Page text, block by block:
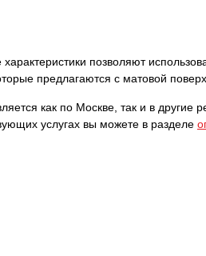
позволяют
предлагаются с матовой
как по Москве, так и в другие
услугах вы можете в разделе